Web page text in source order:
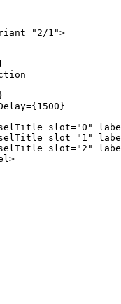
1">
slot="0"
slot="1"
slot="2"